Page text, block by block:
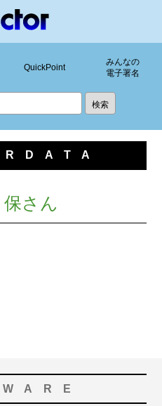
QuickPoint
みんなの
電子署名
さん